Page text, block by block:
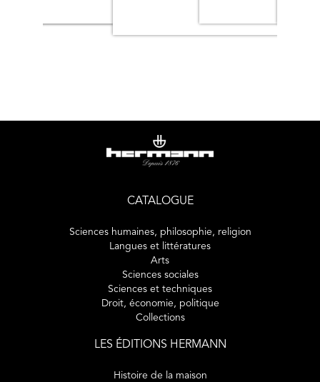
CATALOGUE
Sciences humaines, philosophie, religion
Langues et littératures
Arts
Sciences sociales
Sciences et techniques
Droit, économie, politique
Collections
LES ÉDITIONS HERMANN
Histoire de la maison